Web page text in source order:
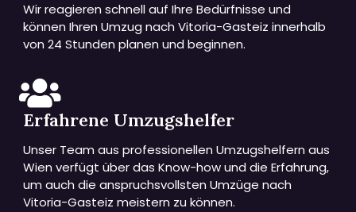
Wir reagieren schnell auf Ihre Bedürfnisse und
können Ihren Umzug nach Vitoria-Gasteiz innerhalb
von 24 Stunden planen und beginnen.
Erfahrene Umzugshelfer
Unser Team aus professionellen Umzugshelfern aus
Wien verfügt über das Know-how und die Erfahrung,
um auch die anspruchsvollsten Umzüge nach
Vitoria-Gasteiz meistern zu können.